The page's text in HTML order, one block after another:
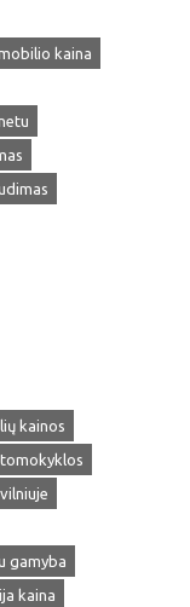
kaina
kainos
gamyba
kaina